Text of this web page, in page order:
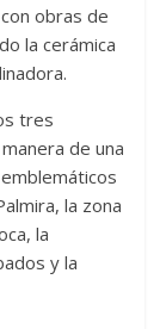
obras de
la cerámica
tres
de una
la zona
la
y la